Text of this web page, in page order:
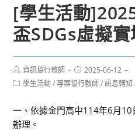
[學生活動
盃SDGs虛擬
Post
author:
資訊協行教師
Post
published:
2025-06-12
Post學生活動 / 專案協行教師 / 訊息轉知
一、依據金門高中114年6月
辦理。